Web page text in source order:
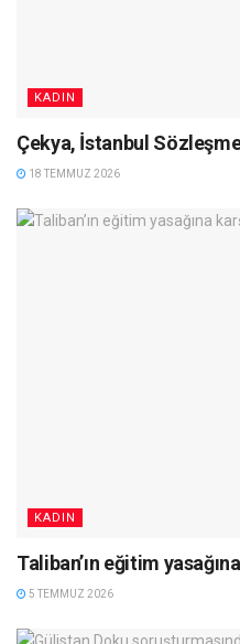
KADIN
Çekya, İstanbul
18 TEMMUZ 2026
KADIN
Taliban’ın eğitim
5 TEMMUZ 2026